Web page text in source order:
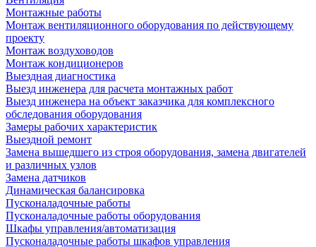
Монтажные работы
Монтаж вентиляционного оборудования по действующему
проекту
Монтаж воздуховодов
Монтаж кондиционеров
Выездная диагностика
Выезд инженера для расчета монтажных работ
Выезд инженера на объект заказчика для комплексного
обследования оборудования
Замеры рабочих характеристик
Выездной ремонт
Замена вышедшего из строя оборудования, замена двигателей
и различных узлов
Замена датчиков
Динамическая балансировка
Пусконаладочные работы
Пусконаладочные работы оборудования
Шкафы управления/автоматизация
Пусконаладочные работы шкафов управления